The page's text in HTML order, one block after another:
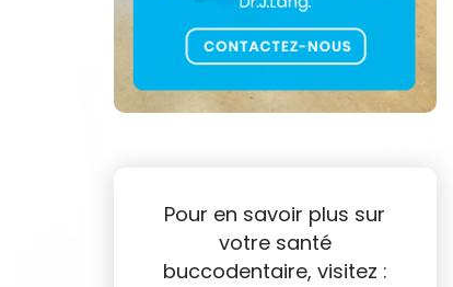
Pour en savoir plus sur
votre santé
buccodentaire, visitez :